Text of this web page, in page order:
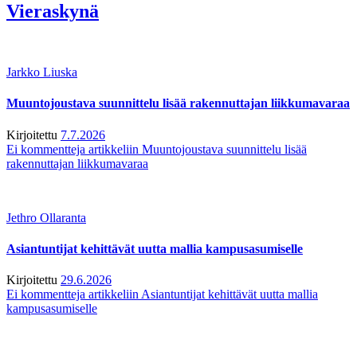
Vieraskynä
Jarkko Liuska
Muuntojoustava suunnittelu lisää rakennuttajan liikkumavaraa
Kirjoitettu 7.7.2026
Ei kommentteja artikkeliin Muuntojoustava suunnittelu lisää
rakennuttajan liikkumavaraa
Jethro Ollaranta
Asiantuntijat kehittävät uutta mallia kampusasumiselle
Kirjoitettu 29.6.2026
Ei kommentteja artikkeliin Asiantuntijat kehittävät uutta mallia
kampusasumiselle